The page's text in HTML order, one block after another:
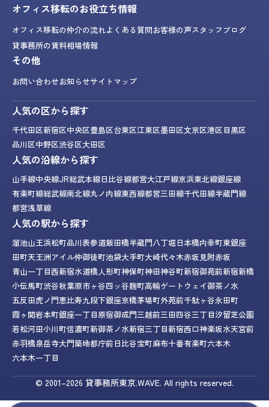
オフィス移転のお役立ち情報
オフィス移転の仲介の流れよくある質問お客様の声スタッフブログ
貸事務所の賃料相場情報
その他
お問い合わせお知らせサイトマップ
人気の区から探す
千代田区新宿区中央区豊島区台東区江東区墨田区文京区港区目黒区
品川区中野区渋谷区大田区
人気の沿線から探す
山手線中央線JR総武本線日比谷線都営大江戸線京浜東北線銀座線
有楽町線総武線南北線丸ノ内線東西線都営三田線千代田線半蔵門線
都営浅草線
人気の駅から探す
溜池山王浜松町品川表参道飯田橋半蔵門八丁堀日本橋内幸町東銀座
田町天王洲アイル仲御徒町池袋大手町大崎代々木赤坂見附赤坂
青山一丁目西新宿水道橋人形町神保町神田神谷町新宿御苑前新宿新橋
小伝馬町渋谷秋葉原市ヶ谷四ッ谷麹町高輪ゲートウェイ御茶ノ水
五反田虎ノ門恵比寿九段下銀座京橋茅場町外苑前千駄ヶ谷永田町
霞ヶ関岩本町銀座一丁目原宿御成門三越前三田四谷三丁目汐留芝公園
若松河田小川町信濃町新御茶ノ水新宿三丁目新宿西口神楽坂水天宮前
赤羽橋泉岳寺大門築地都庁前日比谷宝町麻布十番有楽町六本木
六本木一丁目
© 2001–2026 貸事務所東京.WAVE. All rights reserved.